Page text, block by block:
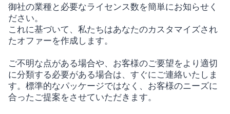
御社の業種と必要なライセンス数を簡単にお知らせく
ださい。
これに基づいて、私たちはあなたのカスタマイズされ
たオファーを作成します。
ご不明な点がある場合や、お客様のご要望をより適切
に分類する必要がある場合は、すぐにご連絡いたしま
す。標準的なパッケージではなく、お客様のニーズに
合ったご提案をさせていただきます。